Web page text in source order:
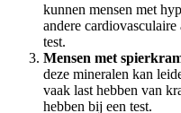
kunnen mensen met
andere
test.
Mensen met
deze mineralen kan
vaak last hebben van
hebben bij een test.